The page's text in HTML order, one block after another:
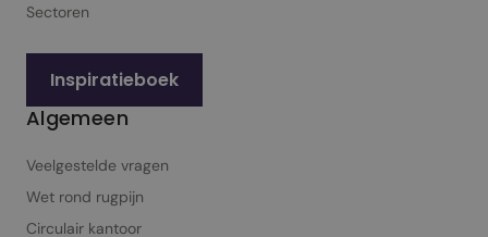
Sectoren
Inspiratieboek
Algemeen
Veelgestelde vragen
Wet rond rugpijn
Circulair kantoor